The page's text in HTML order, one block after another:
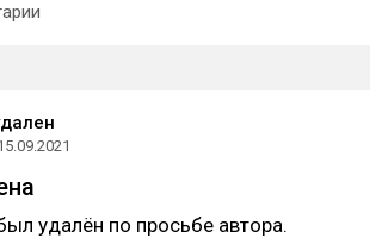
удалён по просьбе автора.